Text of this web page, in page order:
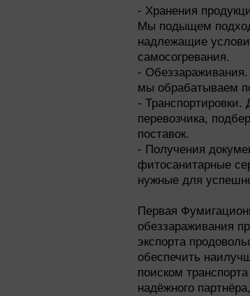
- Хранения
Мы подыщем
надлежащие
самосогревания.
-
мы обрабатываем
-
перевозчика,
поставок.
- Получения
фитосанитарные
нужные для
Первая
обеззараживания
экспорта
обеспечить
поиском
надёжного